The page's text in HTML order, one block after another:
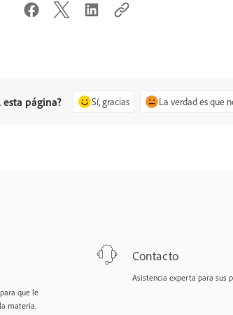
página? Sí, gracias La verdad es que
que le
materia.
Contacto
Asistencia experta para sus